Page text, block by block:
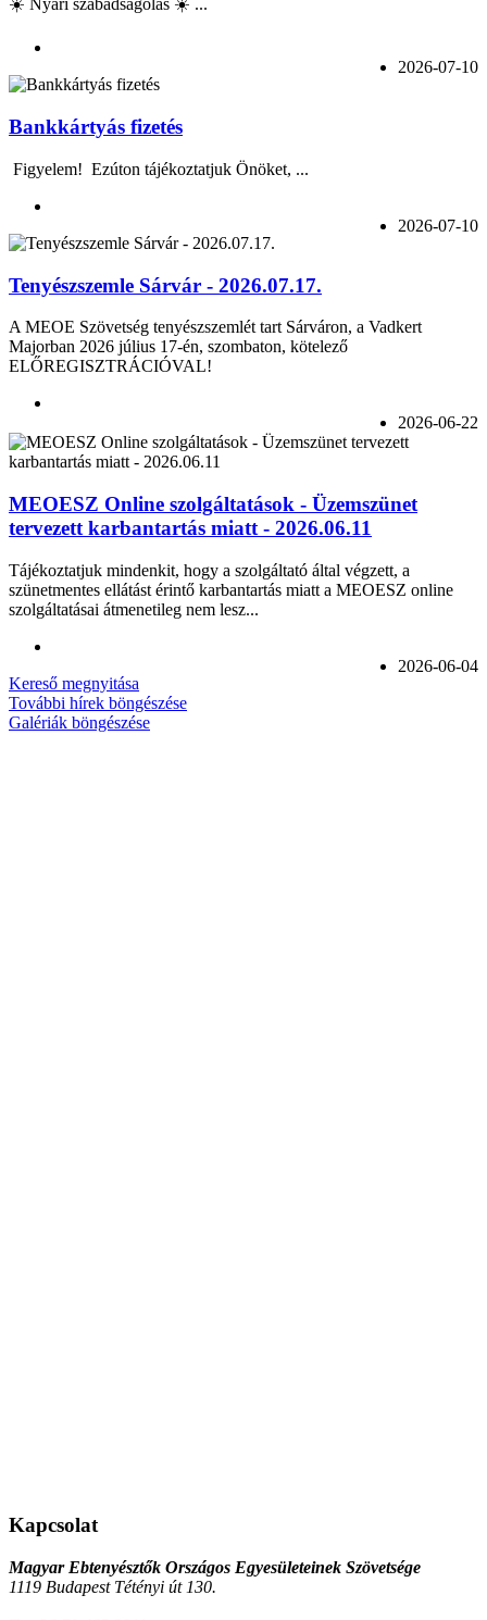
☀️ Nyári szabadságolás ☀️ ...
2026-07-10
Bankkártyás fizetés
Figyelem! Ezúton tájékoztatjuk Önöket, ...
2026-07-10
Tenyészszemle Sárvár - 2026.07.17.
A MEOE Szövetség tenyészszemlét tart Sárváron, a Vadkert
Majorban 2026 július 17-én, szombaton, kötelező
ELŐREGISZTRÁCIÓVAL!
2026-06-22
MEOESZ Online szolgáltatások - Üzemszünet
tervezett karbantartás miatt - 2026.06.11
Tájékoztatjuk mindenkit, hogy a szolgáltató által végzett, a
szünetmentes ellátást érintő karbantartás miatt a MEOESZ online
szolgáltatásai átmenetileg nem lesz...
2026-06-04
Kereső megnyitása
További hírek böngészése
Galériák böngészése
Kapcsolat
Magyar Ebtenyésztők Országos Egyesületeinek Szövetsége
1119 Budapest Tétényi út 130.